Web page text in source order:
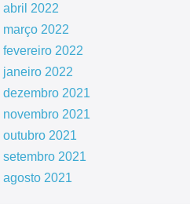
abril 2022
março 2022
fevereiro 2022
janeiro 2022
dezembro 2021
novembro 2021
outubro 2021
setembro 2021
agosto 2021